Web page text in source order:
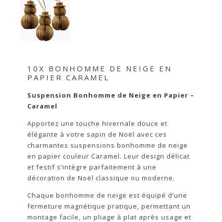
10X BONHOMME DE NEIGE EN
PAPIER CARAMEL
Suspension Bonhomme de Neige en Papier –
Caramel
Apportez une touche hivernale douce et
élégante à votre sapin de Noël avec ces
charmantes suspensions bonhomme de neige
en papier couleur Caramel. Leur design délicat
et festif s’intègre parfaitement à une
décoration de Noël classique ou moderne.
Chaque bonhomme de neige est équipé d’une
fermeture magnétique pratique, permettant un
montage facile, un pliage à plat après usage et